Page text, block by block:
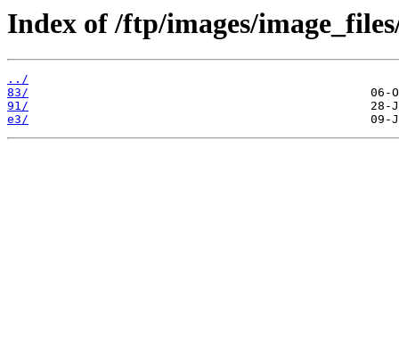
Index of /ftp/images/
../
83/
91/
e3/